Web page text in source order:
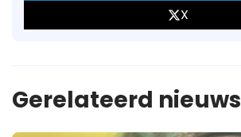
X
Gerelateerd nieuws